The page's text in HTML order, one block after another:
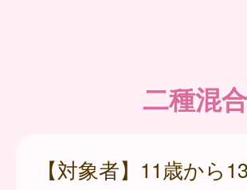
二種混
【対象者】11歳から